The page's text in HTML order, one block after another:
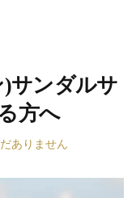
サンダルサ
方へ
ありません